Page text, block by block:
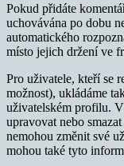
Pokud přidáte
uchovávána po dobu
automatického
místo jejich držení ve
Pro uživatele, kteří se
možnost), ukládáme
uživatelském profilu.
upravovat nebo
nemohou změnit své
mohou také tyto